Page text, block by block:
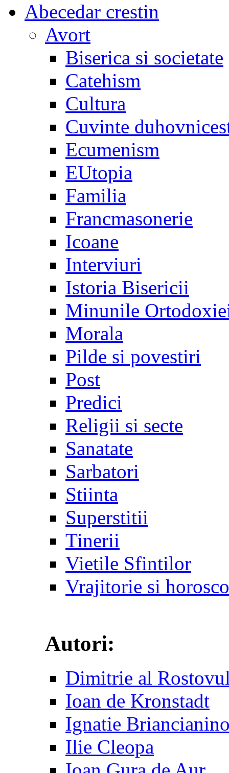
Abecedar crestin
Avort
Biserica si societate
Catehism
Cultura
Cuvinte
Ecumenism
EUtopia
Familia
Francmasonerie
Icoane
Interviuri
Istoria Bisericii
Minunile
Morala
Pilde si povestiri
Post
Predici
Religii si secte
Sanatate
Sarbatori
Stiinta
Superstitii
Tinerii
Vietile Sfintilor
Vrajitorie si
Autori:
Dimitrie al
Ioan de Kronstadt
Ignatie
Ilie Cleopa